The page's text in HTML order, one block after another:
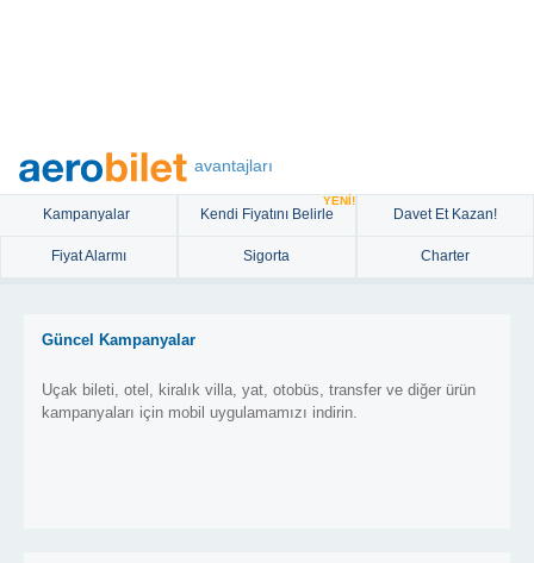
avantajları
Kampanyalar Kendi Fiyatını Belirle
YENİ!
Davet Et Kazan!
Fiyat Alarmı Sigorta Charter
Güncel Kampanyalar
Uçak bileti, otel, kiralık villa, yat, otobüs, transfer ve diğer ürün
kampanyaları için mobil uygulamamızı indirin.